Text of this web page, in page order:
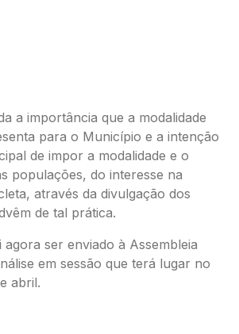
a importância que a modalidade
para o Município e a intenção
de impor a modalidade e o
populações, do interesse na
através da divulgação dos
de tal prática.
ser enviado à Assembleia
em sessão que terá lugar no
abril.